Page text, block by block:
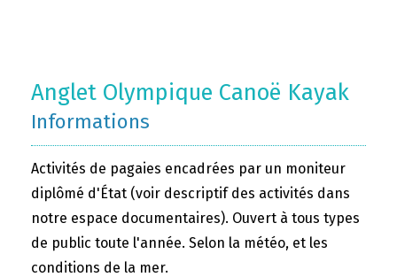
Anglet Olympique Canoë Kayak
Informations
Activités de pagaies encadrées par un moniteur
diplômé d'État (voir descriptif des activités dans
notre espace documentaires). Ouvert à tous types
de public toute l'année. Selon la météo, et les
conditions de la mer.